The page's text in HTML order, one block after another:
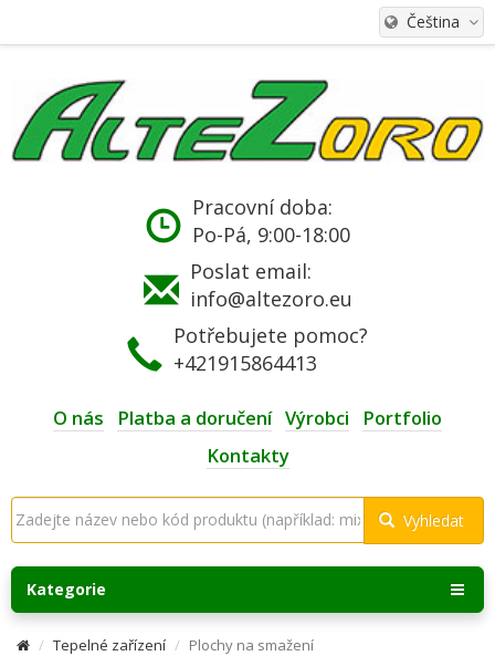
Čeština
Pracovní doba:
Po-Pá, 9:00-18:00
Poslat email:
info@altezoro.eu
Potřebujete pomoc?
+421915864413
O nás Platba a doručení Výrobci
Portfolio
Kontakty
Vyhledat
Kategorie
Tepelné zařízení Plochy na smažení